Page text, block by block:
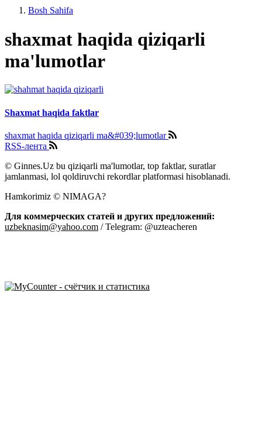
Bosh Sahifa
shaxmat haqida qiziqarli
ma'lumotlar
Shaxmat haqida faktlar
shaxmat haqida qiziqarli ma&#039;lumotlar
RSS-лента
© Ginnes.Uz bu qiziqarli ma'lumotlar, top faktlar, suratlar
jamlanmasi, lol qoldiruvchi rekordlar platformasi hisoblanadi.
Hamkorimiz © NIMAGA?
Для коммерческих статей и других предложений:
uzbeknasim@yahoo.com / Telegram: @uzteacheren